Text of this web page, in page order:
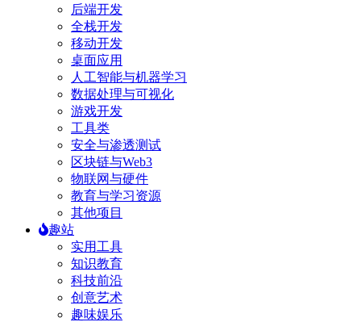
后端开发
全栈开发
移动开发
桌面应用
人工智能与机器学习
数据处理与可视化
游戏开发
工具类
安全与渗透测试
区块链与Web3
物联网与硬件
教育与学习资源
其他项目
趣站
实用工具
知识教育
科技前沿
创意艺术
趣味娱乐